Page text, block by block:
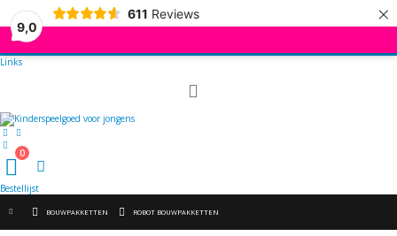
9,0
611 Reviews ×
Links
kar
0
Bestellijst
BOUWPAKKETTEN ROBOT BOUWPAKKETTEN